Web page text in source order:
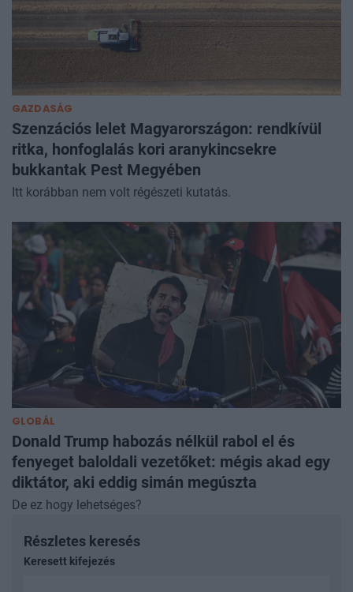
GAZDASÁG
Szenzációs lelet Magyarországon: rendkívül
ritka, honfoglalás kori aranykincsekre
bukkantak Pest Megyében
Itt korábban nem volt régészeti kutatás.
GLOBÁL
Donald Trump habozás nélkül rabol el és
fenyeget baloldali vezetőket: mégis akad egy
diktátor, aki eddig simán megúszta
De ez hogy lehetséges?
Részletes keresés
Keresett kifejezés